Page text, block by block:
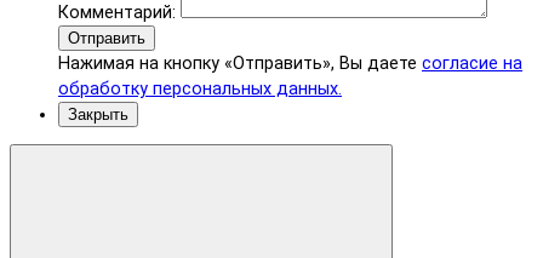
Комментарий:
Отправить
Нажимая на кнопку «Отправить», Вы даете согласие на
обработку персональных данных.
Закрыть